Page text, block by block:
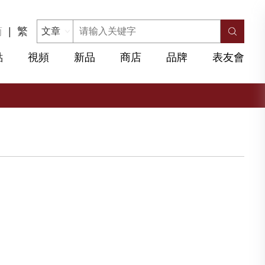
| 繁
視頻 新品 商店 品牌 表友會